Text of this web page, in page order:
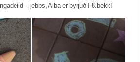
– jebbs, Alba er byrjuð í 8.bekk!